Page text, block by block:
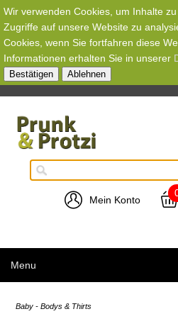
Wir verwenden Cookies, um Inhalte
Zugriffe auf unsere Website zu
Cookies, wenn Sie fortfahren diese
Informationen erhalten Sie in unserer
Bestätigen Ablehnen
Mein Konto
Menu
Baby - Bodys & Thirts